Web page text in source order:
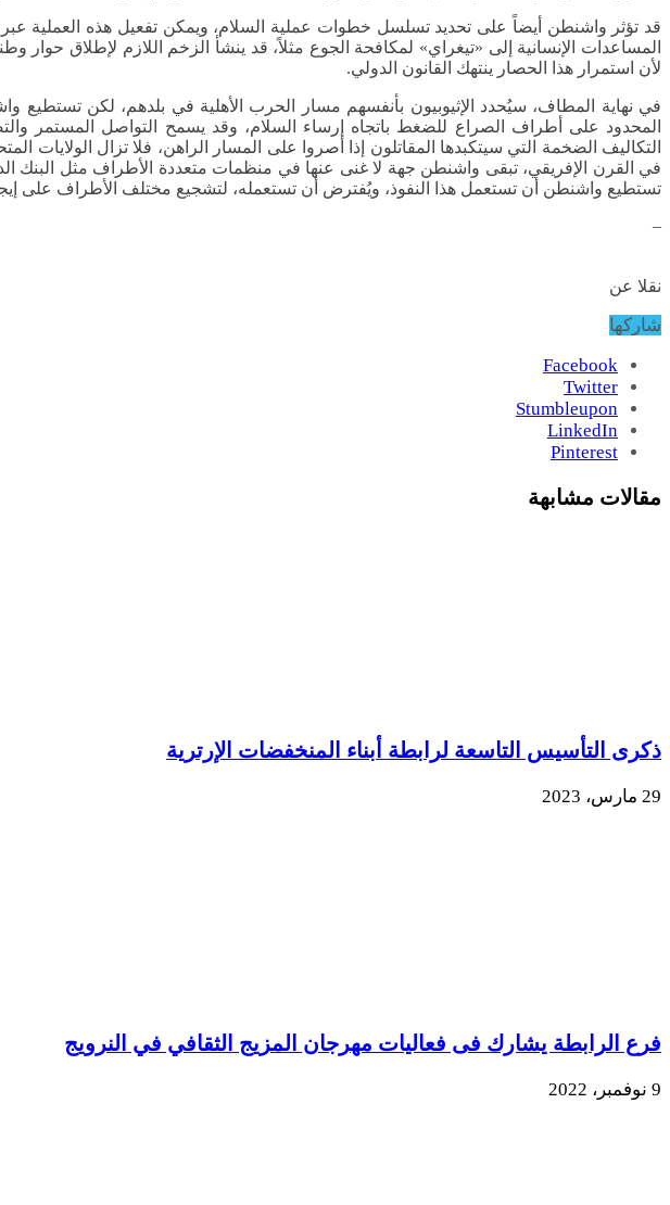
قد تؤثر واشنطن أيضاً على تحديد تسلسل خطوات عملية السلام، ويمكن تفعيل هذه العملية
المساعدات الإنسانية إلى «تيغراي» لمكافحة الجوع مثلاً، قد ينشأ الزخم اللازم لإطلاق
لأن استمرار هذا الحصار ينتهك القانون الدولي.
في نهاية المطاف، سيُحدد الإثيوبيون بأنفسهم مسار الحرب الأهلية في بلدهم، لكن تستطيع
المحدود على أطراف الصراع للضغط باتجاه إرساء السلام، وقد يسمح التواصل المستمر
التكاليف الضخمة التي سيتكبدها المقاتلون إذا أصروا على المسار الراهن، فلا تزال الولايات
في القرن الإفريقي، تبقى واشنطن جهة لا غنى عنها في منظمات متعددة الأطراف مثل البنك
تستطيع واشنطن أن تستعمل هذا النفوذ، ويُفترض أن تستعمله، لتشجيع مختلف الأطراف على
–
نقلا عن
شاركها
Facebook
Twitter
Stumbleupon
LinkedIn
Pinterest
مقالات مشابهة
ذكرى التأسيس التاسعة لرابطة أبناء المنخفضات الإرترية
29 مارس، 2023
فرع الرابطة يشارك فى فعاليات مهرجان المزيج الثقافي في النرويج
9 نوفمبر، 2022